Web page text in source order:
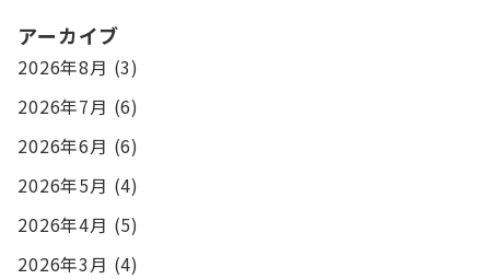
アーカイブ
2026年8月 (3)
2026年7月 (6)
2026年6月 (6)
2026年5月 (4)
2026年4月 (5)
2026年3月 (4)